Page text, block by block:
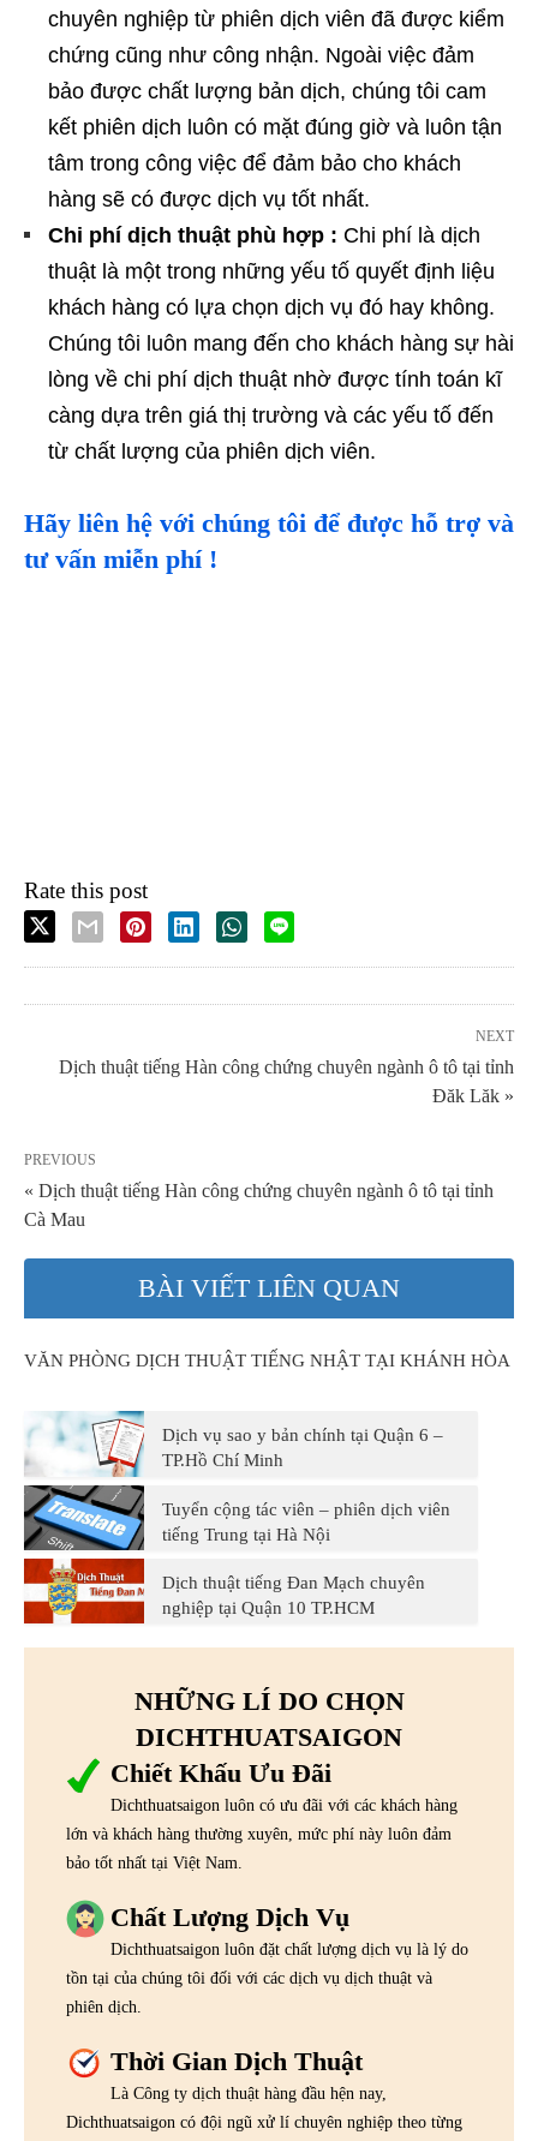
chuyên nghiệp từ phiên dịch viên đã được kiểm
chứng cũng như công nhận. Ngoài việc đảm
bảo được chất lượng bản dịch, chúng tôi cam
kết phiên dịch luôn có mặt đúng giờ và luôn tận
tâm trong công việc để đảm bảo cho khách
hàng sẽ có được dịch vụ tốt nhất.
Chi phí dịch thuật phù hợp : Chi phí là dịch
thuật là một trong những yếu tố quyết định liệu
khách hàng có lựa chọn dịch vụ đó hay không.
Chúng tôi luôn mang đến cho khách hàng sự hài
lòng về chi phí dịch thuật nhờ được tính toán kĩ
càng dựa trên giá thị trường và các yếu tố đến
từ chất lượng của phiên dịch viên.
Hãy liên hệ với chúng tôi để được hỗ trợ và
tư vấn miễn phí !
Rate this post
NEXT
Dịch thuật tiếng Hàn công chứng chuyên ngành ô tô tại tỉnh
Đăk Lăk »
PREVIOUS
« Dịch thuật tiếng Hàn công chứng chuyên ngành ô tô tại tỉnh
Cà Mau
BÀI VIẾT LIÊN QUAN
VĂN PHÒNG DỊCH THUẬT TIẾNG NHẬT TẠI KHÁNH HÒA
Dịch vụ sao y bản chính tại Quận 6 –
TP.Hồ Chí Minh
Tuyển cộng tác viên – phiên dịch viên
tiếng Trung tại Hà Nội
Dịch thuật tiếng Đan Mạch chuyên
nghiệp tại Quận 10 TP.HCM
NHỮNG LÍ DO CHỌN
DICHTHUATSAIGON
Chiết Khấu Ưu Đãi
Dichthuatsaigon luôn có ưu đãi với các khách hàng
lớn và khách hàng thường xuyên, mức phí này luôn đảm
bảo tốt nhất tại Việt Nam.
Chất Lượng Dịch Vụ
Dichthuatsaigon luôn đặt chất lượng dịch vụ là lý do
tồn tại của chúng tôi đối với các dịch vụ dịch thuật và
phiên dịch.
Thời Gian Dịch Thuật
Là Công ty dịch thuật hàng đầu hện nay,
Dichthuatsaigon có đội ngũ xử lí chuyên nghiệp theo từng